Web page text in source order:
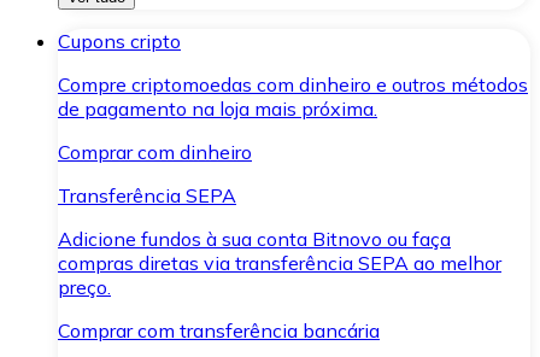
Cupons cripto
Compre criptomoedas com dinheiro e outros métodos
de pagamento na loja mais próxima.
Comprar com dinheiro
Transferência SEPA
Adicione fundos à sua conta Bitnovo ou faça
compras diretas via transferência SEPA ao melhor
preço.
Comprar com transferência bancária